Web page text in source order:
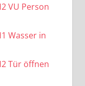
VU Person
Wasser in
Tür öffnen